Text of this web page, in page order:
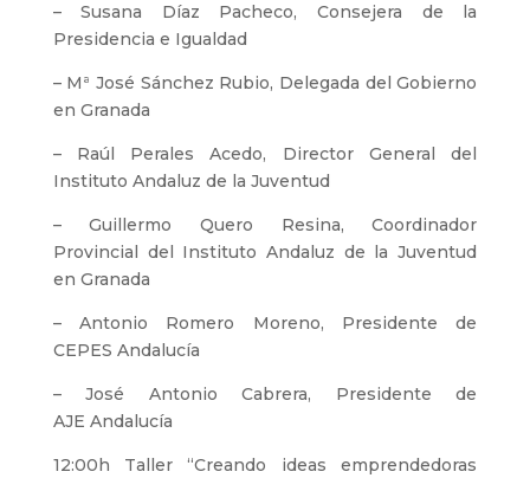
– Susana Díaz Pacheco, Consejera de la
Presidencia e Igualdad
– Mª José Sánchez Rubio, Delegada del Gobierno
en Granada
– Raúl Perales Acedo, Director General del
Instituto Andaluz de la Juventud
– Guillermo Quero Resina, Coordinador
Provincial del Instituto Andaluz de la Juventud
en Granada
– Antonio Romero Moreno, Presidente de
CEPES Andalucía
– José Antonio Cabrera, Presidente de
AJE Andalucía
12:00h Taller “Creando ideas emprendedoras